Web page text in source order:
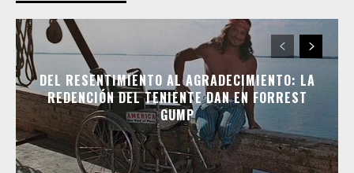
DEL RESENTIMIENTO AL AGRADECIMIENTO: LA
REDENCIÓN DEL TENIENTE DAN EN FORREST
GUMP